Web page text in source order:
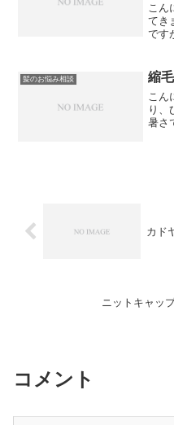
こん
てき
です
た。
えて
髪のお悩み相談 縮
こん
り、
暑さ
カド
ニットキャッ
コメント